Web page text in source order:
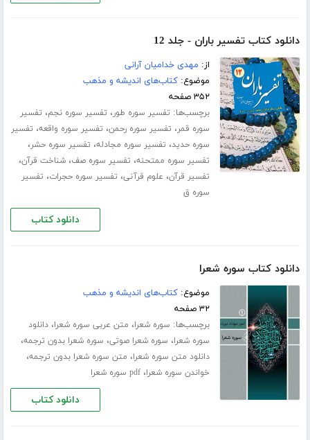
دانلود کتاب تفسیر باران - جلد 12
از: مهدی خدامیان آرانی
موضوع:کتاب‌های اندیشه و مذهب
۳۵۲ صفحه
برچسب‌ها: تفسیر سوره طور، تفسیر سوره نجم، تفسیر
سوره قمر، تفسیر سوره رحمن، تفسیر سوره واقعه، تفسیر
سوره حدید، تفسیر سوره مجادله، تفسیر سوره حشر،
تفسیر سوره ممتحنه، تفسیر سوره صف،شناخت قرآن،
تفسیر قرآن، علوم قرآنی، تفسیر سوره حجرات، تفسیر
سوره ق
دانلود کتاب
دانلود کتاب سوره شعرا
موضوع:کتاب‌های اندیشه و مذهب
۳۲ صفحه
برچسب‌ها: سوره شعرا، متن عربی سوره شعرا،دانلود
سوره شعرا، سوره شعرا صوتی، سوره شعرا بدون ترجمه،
دانلود متن سوره شعرا، متن سوره شعرا بدون ترجمه،
خواندن سوره شعرا،pdf سوره شعرا
دانلود کتاب